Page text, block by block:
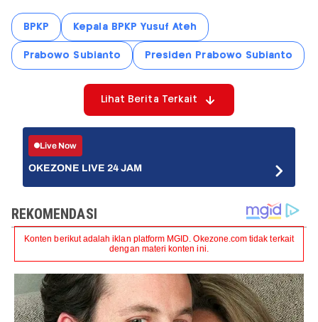
BPKP Kepala BPKP Yusuf Ateh
Prabowo Subianto Presiden Prabowo Subianto
Lihat Berita Terkait
Live Now
OKEZONE LIVE 24 JAM